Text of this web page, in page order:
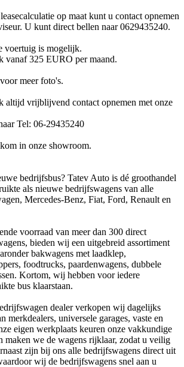
op maat kunt u contact opnemen
U kunt direct bellen naar 0629435240.
voertuig is mogelijk.
vanaf 325 EURO per maand.
meer foto's.
altijd vrijblijvend contact opnemen met onze
Tel: 06-29435240
in onze showroom.
bedrijfsbus? Tatev Auto is dé groothandel
als nieuwe bedrijfswagens van alle
Mercedes-Benz, Fiat, Ford, Renault en
voorraad van meer dan 300 direct
bieden wij een uitgebreid assortiment
bakwagens met laadklep,
foodtrucks, paardenwagens, dubbele
Kortom, wij hebben voor iedere
bus klaarstaan.
dealer verkopen wij dagelijks
merkdealers, universele garages, vaste en
eigen werkplaats keuren onze vakkundige
maken we de wagens rijklaar, zodat u veilig
zijn bij ons alle bedrijfswagens direct uit
wij de bedrijfswagens snel aan u